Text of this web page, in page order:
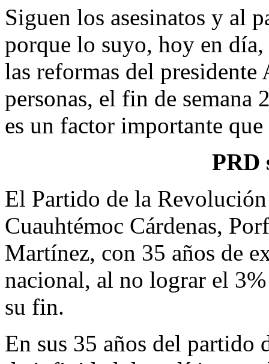
Siguen los asesinatos y al
porque lo suyo, hoy en
las reformas del
personas, el fin de semana
es un factor importante
PRD
El Partido de la
Cuauhtémoc Cárdenas,
Martínez, con 35 años de
nacional, al no lograr el
su fin.
En sus 35 años del partido